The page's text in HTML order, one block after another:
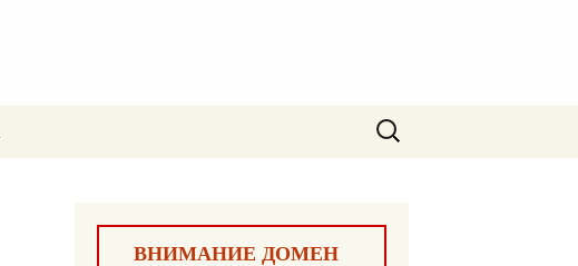
Найти:
ВНИМАНИЕ ДОМЕН